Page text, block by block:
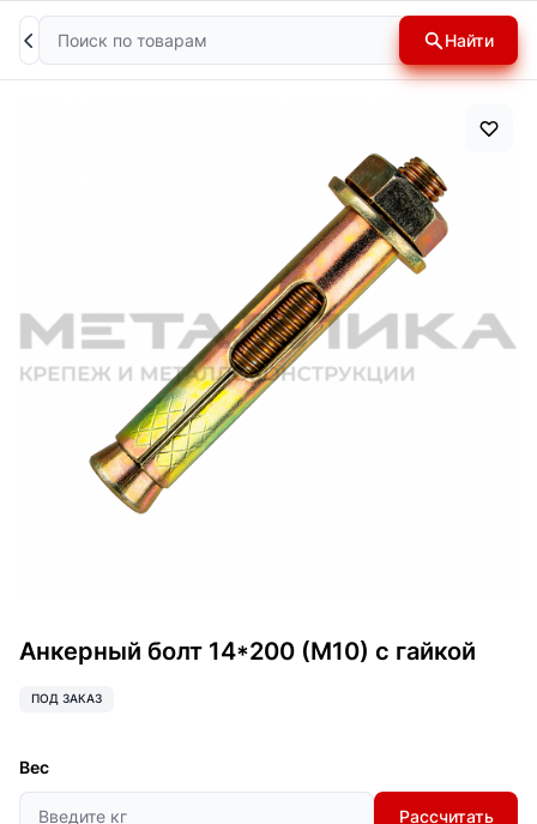
Поиск Найти
Анкерный болт 14*200 (М10) с гайкой
ПОД ЗАКАЗ
Вес
Рассчитать